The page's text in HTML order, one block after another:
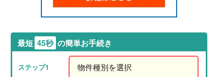
最短 45秒 の簡単お手続き